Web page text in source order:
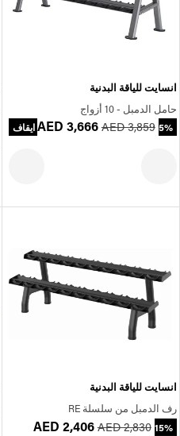
انسايت للياقة البدنية
حامل الدمبل - 10 أزواج
AED 3,666 AED 3,859 5% ايقاف
انسايت للياقة البدنية
رف الدمبل من سلسلة RE
AED 2,406 AED 2,830 15%